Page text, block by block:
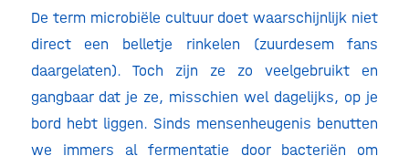
De term microbiële cultuur doet waarschijnlijk niet
direct een belletje rinkelen (zuurdesem fans
daargelaten). Toch zijn ze zo veelgebruikt en
gangbaar dat je ze, misschien wel dagelijks, op je
bord hebt liggen. Sinds mensenheugenis benutten
we immers al fermentatie door bacteriën om